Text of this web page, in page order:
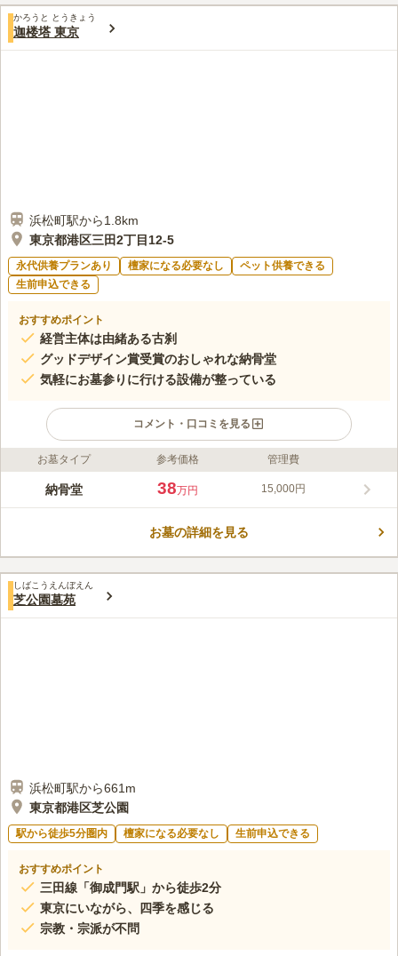
かろうと とうきょう
迦楼塔 東京
浜松町駅から1.8km
東京都港区三田2丁目12-5
永代供養プランあり 檀家になる必要なし
ペット供養できる
生前申込できる
おすすめポイント
経営主体は由緒ある古刹
グッドデザイン賞受賞のおしゃれな納骨堂
気軽にお墓参りに行ける設備が整っている
コメント・口コミを見る
ライフドット編集部のコメント
迦楼塔 東京は、東京都港区にある高級感と落ち着いた雰囲気を
ができます。また、葬儀・法要・会食なども行える総合施設で
口コミ評価
この霊園はまだ誰からも評価されていません。
お墓タイプ 参考価格 管理費
納骨堂 38万円 15,000円
お墓の詳細を見る
しばこうえんぼえん
芝公園墓苑
浜松町駅から661m
東京都港区芝公園
駅から徒歩5分圏内 檀家になる必要なし 生前申込できる
おすすめポイント
三田線「御成門駅」から徒歩2分
東京にいながら、四季を感じる
宗教・宗派が不問